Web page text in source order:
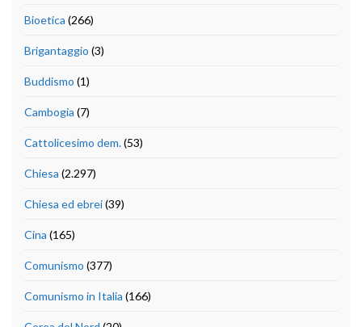
Bioetica (266)
Brigantaggio (3)
Buddismo (1)
Cambogia (7)
Cattolicesimo dem.(53)
Chiesa (2.297)
Chiesa ed ebrei(39)
Cina (165)
Comunismo (377)
Comunismo in Italia (166)